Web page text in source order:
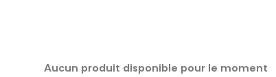
Aucun produit disponible pour le moment